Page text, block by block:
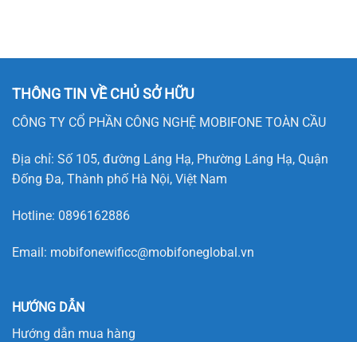
THÔNG TIN VỀ CHỦ SỞ HỮU
CÔNG TY CỔ PHẦN CÔNG NGHỆ MOBIFONE TOÀN CẦU
Địa chỉ: Số 105, đường Láng Hạ, Phường Láng Hạ, Quận
Đống Đa, Thành phố Hà Nội, Việt Nam
Hotline: 0896162886
Email: mobifonewificc@mobifoneglobal.vn
HƯỚNG DẪN
Hướng dẫn mua hàng